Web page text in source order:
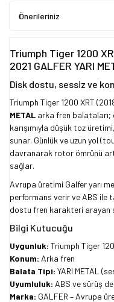
Önerileriniz
Triumph Tiger 1200
2021 GALFER YARI
Disk dostu, sessiz ve
Triumph Tiger 1200 XRT
METAL arka fren balataları;
karışımıyla düşük toz
sunar. Günlük ve uzun yol
davranarak rotor ömrünü
sağlar.
Avrupa üretimi Galfer yarı
performans verir ve ABS ile
dostu fren karakteri arayan
Bilgi Kutucuğu
Uygunluk: Triumph Tiger
Konum: Arka fren
Balata Tipi: YARI METAL
Uyumluluk: ABS ve sürüş
Marka: GALFER – Avrupa